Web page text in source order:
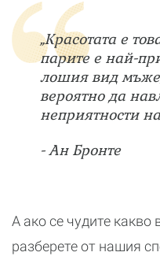
„Красотата е
парите е най-
лошия вид
вероятно да
неприятности
- Ан Бронте
А ако се чудите какво
разберете от нашия